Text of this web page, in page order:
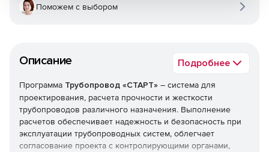
Описание Подробнее
Программа Трубопровод «СТАРТ» – система для
проектирования, расчета прочности и жесткости
трубопроводов различного назначения. Выполнение
расчетов обеспечивает надежность и безопасность при
эксплуатации трубопроводных систем, облегчает
согласование проекта с контролирующими органами,
Поможем с выбором